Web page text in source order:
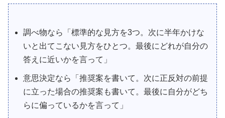
調べ物なら「標準的な見方を3つ。次に半年かけな
いと出てこない見方をひとつ。最後にどれが自分の
答えに近いかを言って」
意思決定なら「推奨案を書いて。次に正反対の前提
に立った場合の推奨案も書いて。最後に自分がどち
らに偏っているかを言って」